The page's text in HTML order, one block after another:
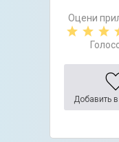
Оцени
Добавить